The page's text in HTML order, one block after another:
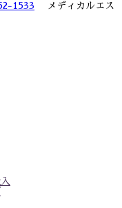
1533 メディカルエス